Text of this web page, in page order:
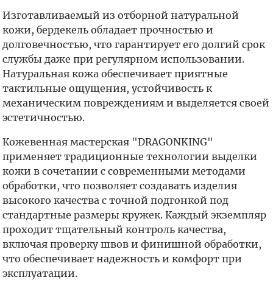
Изготавливаемый из отборной натуральной
кожи, бердекель обладает прочностью и
долговечностью, что гарантирует его долгий срок
службы даже при регулярном использовании.
Натуральная кожа обеспечивает приятные
тактильные ощущения, устойчивость к
механическим повреждениям и выделяется своей
эстетичностью.
Кожевенная мастерская "DRAGONKING"
применяет традиционные технологии выделки
кожи в сочетании с современными методами
обработки, что позволяет создавать изделия
высокого качества с точной подгонкой под
стандартные размеры кружек. Каждый экземпляр
проходит тщательный контроль качества,
включая проверку швов и финишной обработки,
что обеспечивает надежность и комфорт при
эксплуатации.